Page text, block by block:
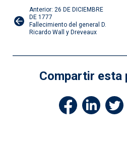
Navegación
de
entradas
Anterior: 26 DE DICIEMBRE
DE 1777
Fallecimiento del general D.
Ricardo Wall y Dreveaux
Compartir esta